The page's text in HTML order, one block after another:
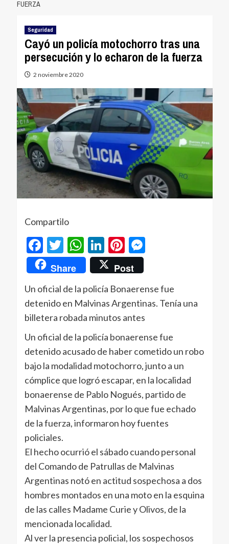
FUERZA
Seguridad
Cayó un policía motochorro tras una
persecución y lo echaron de la fuerza
2 noviembre 2020
Compartilo
Facebook
Twitter
WhatsApp
LinkedIn
Pinterest
Messenger
Share Post
Un oficial de la policía Bonaerense fue
detenido en Malvinas Argentinas. Tenía una
billetera robada minutos antes
Un oficial de la policía bonaerense fue
detenido acusado de haber cometido un robo
bajo la modalidad motochorro, junto a un
cómplice que logró escapar, en la localidad
bonaerense de Pablo Nogués, partido de
Malvinas Argentinas, por lo que fue echado
de la fuerza, informaron hoy fuentes
policiales.
El hecho ocurrió el sábado cuando personal
del Comando de Patrullas de Malvinas
Argentinas notó en actitud sospechosa a dos
hombres montados en una moto en la esquina
de las calles Madame Curie y Olivos, de la
mencionada localidad.
Al ver la presencia policial, los sospechosos